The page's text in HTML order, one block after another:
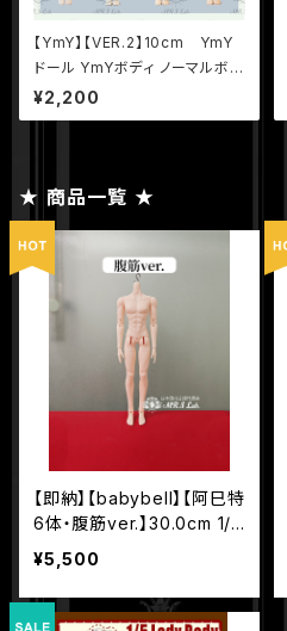
【YmY】【VER.2】10cm YmY
ドール YmYボディ ノーマルボデ
ィ ミルク 桜ピンク ホワイト ピュ
アホワイト
¥2,200
★ 商品一覧 ★
【即納】【babybell】【阿巳特
6体・腹筋ver.】30.0cm 1/6
BJD 球体関節人形 ボディ
¥5,500